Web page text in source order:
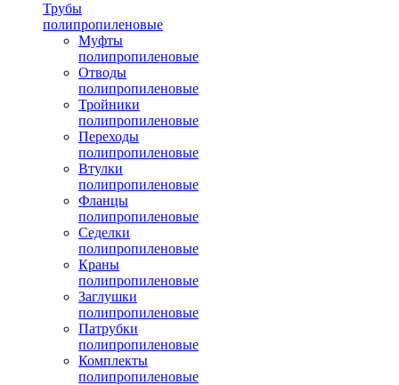
Трубы
полипропиленовые
Муфты
полипропиленовые
Отводы
полипропиленовые
Тройники
полипропиленовые
Переходы
полипропиленовые
Втулки
полипропиленовые
Фланцы
полипропиленовые
Седелки
полипропиленовые
Краны
полипропиленовые
Заглушки
полипропиленовые
Патрубки
полипропиленовые
Комплекты
полипропиленовые